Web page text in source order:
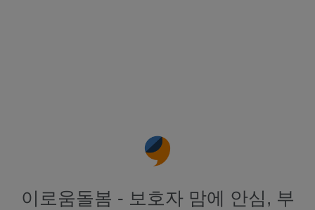
이로움돌봄 - 보호자 맘에 안심, 부